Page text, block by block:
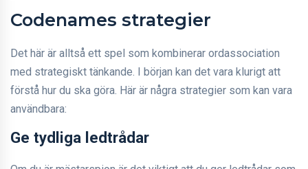
Codenames strategier
Det här är alltså ett spel som kombinerar ordassociation
med strategiskt tänkande. I början kan det vara klurigt att
förstå hur du ska göra. Här är några strategier som kan vara
användbara:
Ge tydliga ledtrådar